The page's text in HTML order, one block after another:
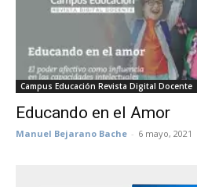
Campus Educación Revista Digital Docente
Educando en el Amor
Manuel Bejarano Bache - 6 mayo, 2021